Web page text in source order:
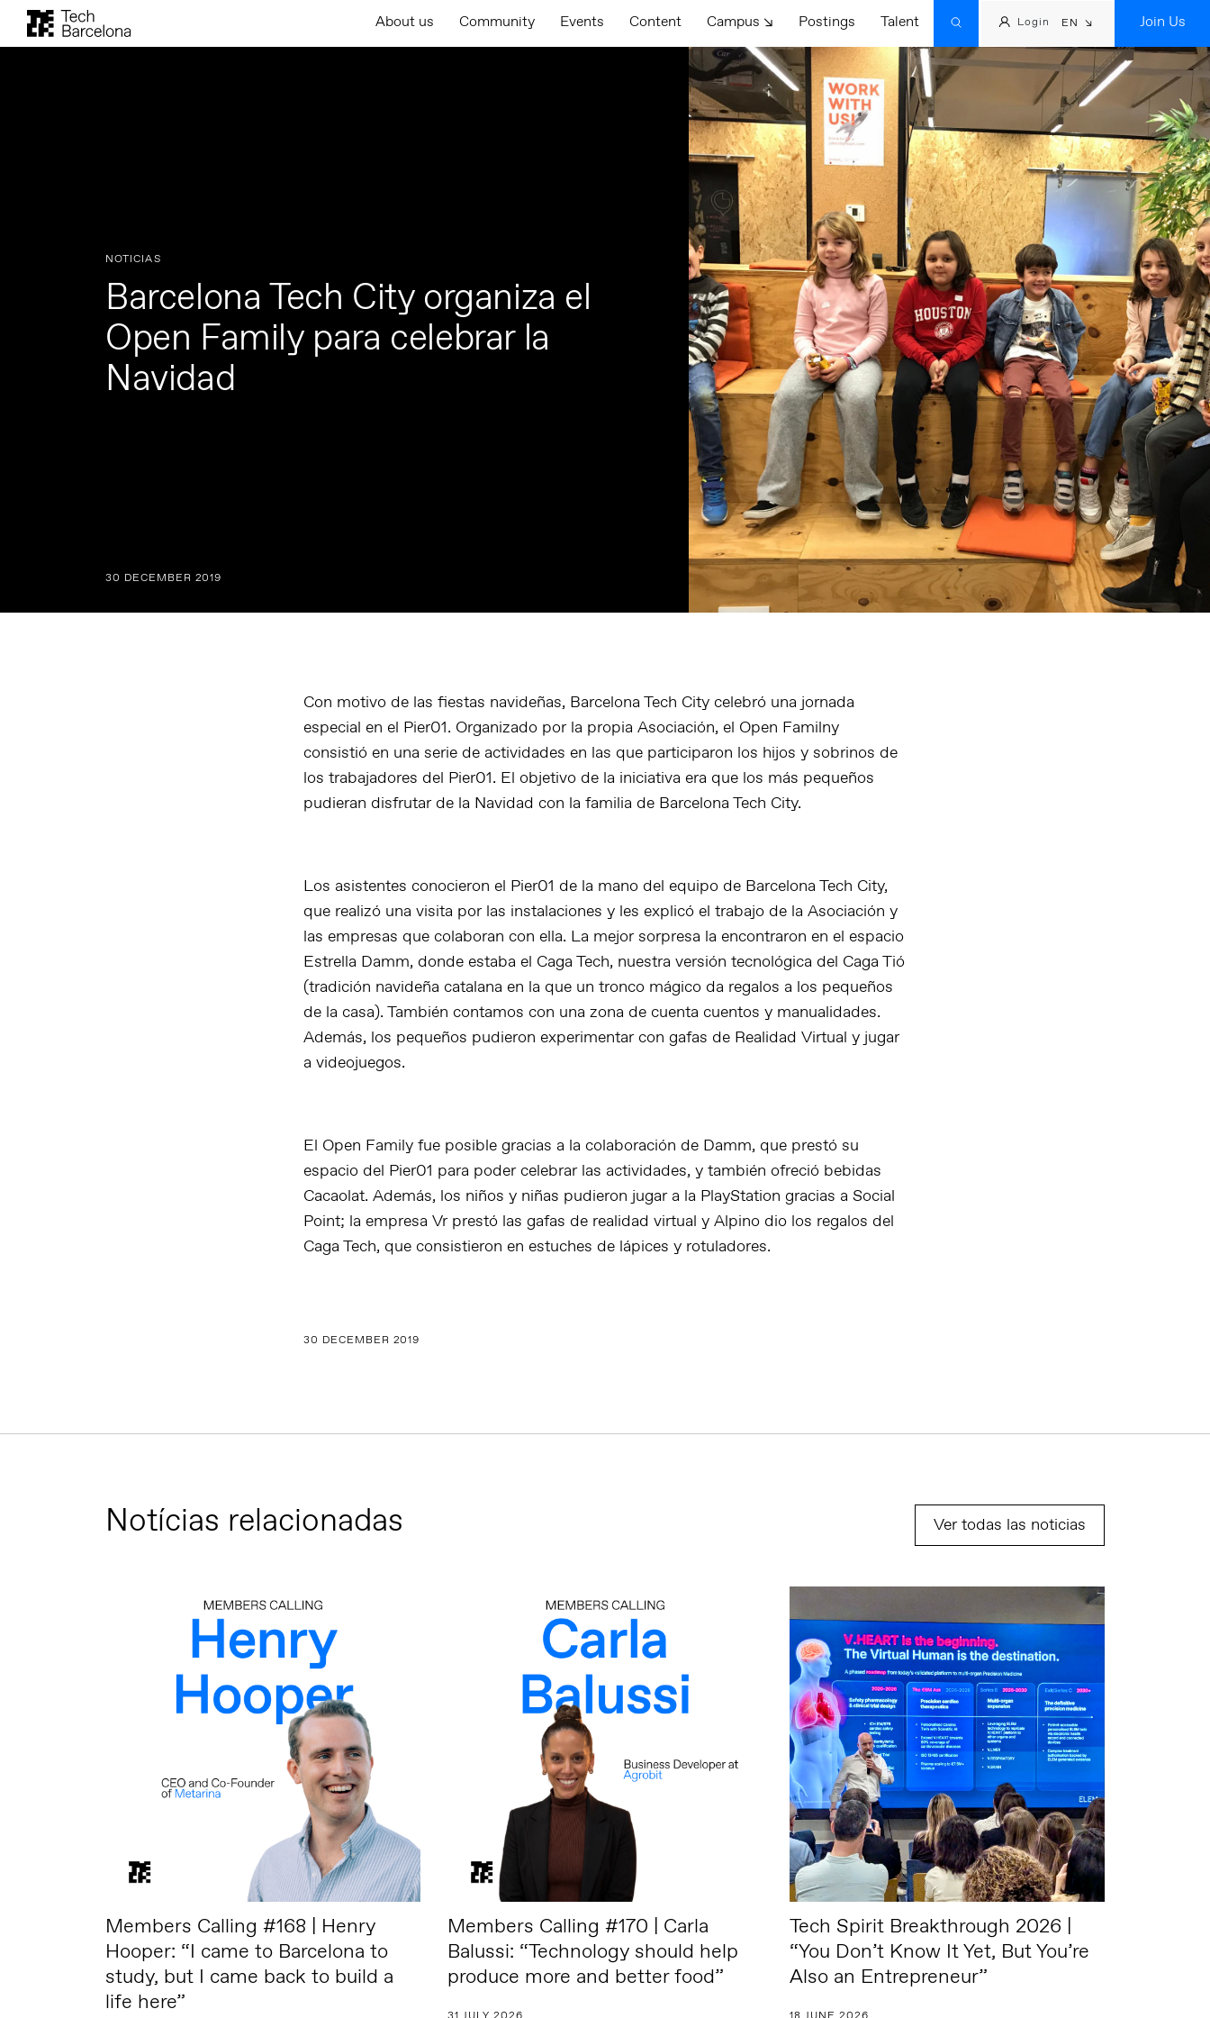
About us Community Events Content Campus ↘ Postings Talent Login EN Join Us
30 DECEMBER 2019
NOTICIAS
Barcelona Tech City organiza el
Open Family para celebrar la
Navidad
Con motivo de las fiestas navideñas, Barcelona Tech City celebró una jornada
especial en el Pier01. Organizado por la propia Asociación, el Open Familny
consistió en una serie de actividades en las que participaron los hijos y sobrinos de
los trabajadores del Pier01. El objetivo de la iniciativa era que los más pequeños
pudieran disfrutar de la Navidad con la familia de Barcelona Tech City.
Los asistentes conocieron el Pier01 de la mano del equipo de Barcelona Tech City,
que realizó una visita por las instalaciones y les explicó el trabajo de la Asociación y
las empresas que colaboran con ella. La mejor sorpresa la encontraron en el espacio
Estrella Damm, donde estaba el Caga Tech, nuestra versión tecnológica del Caga Tió
(tradición navideña catalana en la que un tronco mágico da regalos a los pequeños
de la casa). También contamos con una zona de cuenta cuentos y manualidades.
Además, los pequeños pudieron experimentar con gafas de Realidad Virtual y jugar
a videojuegos.
El Open Family fue posible gracias a la colaboración de Damm, que prestó su
espacio del Pier01 para poder celebrar las actividades, y también ofreció bebidas
Cacaolat. Además, los niños y niñas pudieron jugar a la PlayStation gracias a Social
Point; la empresa Vr prestó las gafas de realidad virtual y Alpino dio los regalos del
Caga Tech, que consistieron en estuches de lápices y rotuladores.
30 DECEMBER 2019
Notícias relacionadas Ver todas las noticias
Members Calling #168 | Henry
Hooper: “I came to Barcelona to
study, but I came back to build a
life here”
Members Calling #170 | Carla
Balussi: “Technology should help
produce more and better food”
Tech Spirit Breakthrough 2026 |
“You Don’t Know It Yet, But You’re
Also an Entrepreneur”